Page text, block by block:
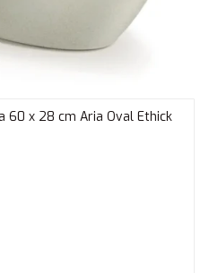
60 x 28 cm Aria Oval Ethick